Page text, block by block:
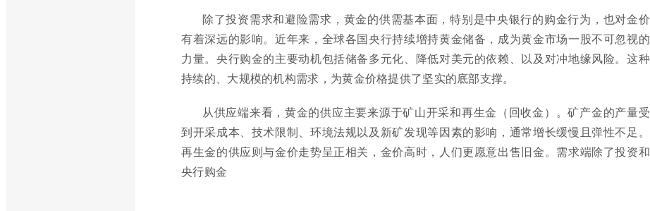
除了投资需求和避险需求，黄金的供需基本面，特别是中央银行的购金行为，也对金价
有着深远的影响。近年来，全球各国央行持续增持黄金储备，成为黄金市场一股不可忽视的
力量。央行购金的主要动机包括储备多元化、降低对美元的依赖、以及对冲地缘风险。这种
持续的、大规模的机构需求，为黄金价格提供了坚实的底部支撑。
从供应端来看，黄金的供应主要来源于矿山开采和再生金（回收金）。矿产金的产量受
到开采成本、技术限制、环境法规以及新矿发现等因素的影响，通常增长缓慢且弹性不足。
再生金的供应则与金价走势呈正相关，金价高时，人们更愿意出售旧金。需求端除了投资和
央行购金